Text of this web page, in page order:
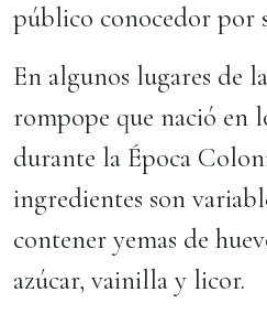
público conocedor por
En algunos lugares de
rompope que nació en
durante la Época
ingredientes son
contener yemas de
azúcar, vainilla y licor.